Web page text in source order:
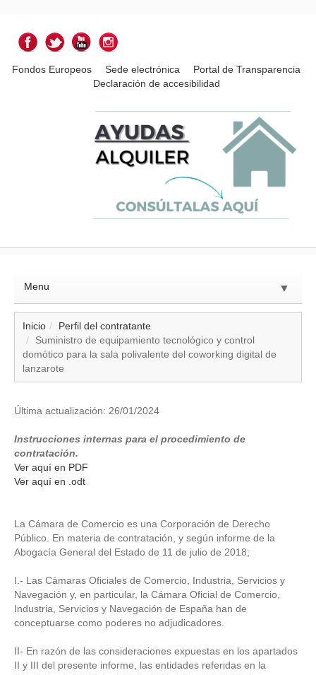
Fondos Europeos Sede electrónica
Portal de Transparencia
Declaración de accesibilidad
Menu ▼
Inicio
Perfil del contratante
Suministro de equipamiento tecnológico y control
domótico para la sala polivalente del coworking digital de
lanzarote
Última actualización: 26/01/2024
Instrucciones internas para el procedimiento de
contratación.
Ver aquí en PDF
Ver aquí en .odt
La Cámara de Comercio es una Corporación de Derecho
Público. En materia de contratación, y según informe de la
Abogacía General del Estado de 11 de julio de 2018;
I.- Las Cámaras Oficiales de Comercio, Industria, Servicios y
Navegación y, en particular, la Cámara Oficial de Comercio,
Industria, Servicios y Navegación de España han de
conceptuarse como poderes no adjudicadores.
II- En razón de las consideraciones expuestas en los apartados
II y III del presente informe, las entidades referidas en la